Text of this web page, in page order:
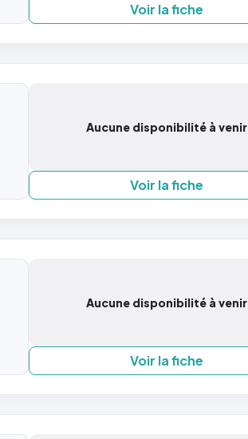
Voir la fiche
Aucune disponibilité à venir
Voir la fiche
Aucune disponibilité à venir
Voir la fiche